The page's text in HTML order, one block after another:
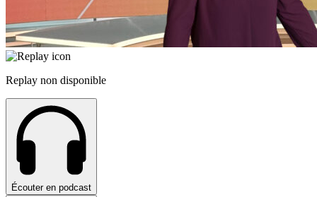
Replay non disponible
Écouter en podcast